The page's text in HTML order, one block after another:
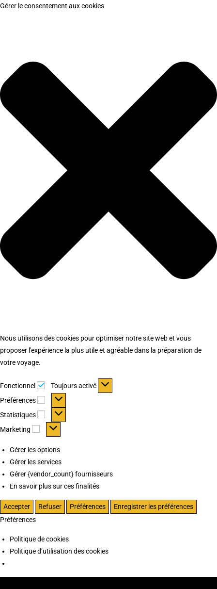
Gérer le consentement aux cookies
Nous utilisons des cookies pour optimiser notre site web et vous
proposer l'expérience la plus utile et agréable dans la préparation de
votre voyage.
Fonctionnel Fonctionnel
Toujours activé
Préférences
Préférences
Statistiques Statistiques
Marketing Marketing
Gérer les options
Gérer les services
Gérer {vendor_count} fournisseurs
En savoir plus sur ces finalités
Accepter Refuser Préférences
Enregistrer les préférences
Préférences
Politique de cookies
Politique d’utilisation des cookies